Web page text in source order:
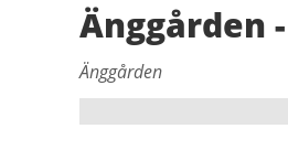
Änggården
Änggården